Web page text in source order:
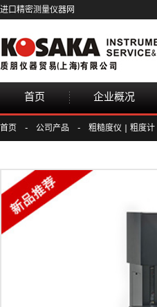
进口精密测量仪器网
首页 企业概况
首页 - 公司产品 - 粗糙度仪 | 粗度